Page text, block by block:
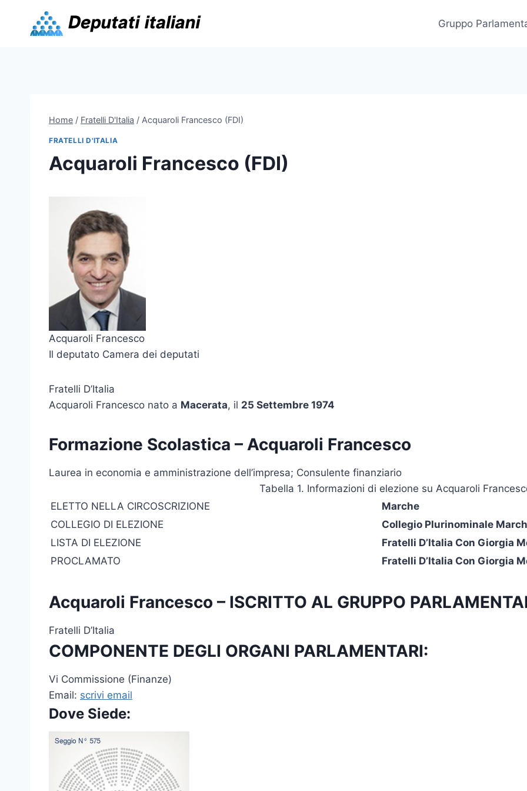
content
Gruppo
Home / Fratelli D'Italia / Acquaroli Francesco (FDI)
FRATELLI D'ITALIA
Acquaroli Francesco (FDI)
Acquaroli Francesco
Il deputato Camera dei deputati
Fratelli D’Italia
Acquaroli Francesco nato a Macerata, il 25 Settembre 1974
Formazione Scolastica – Acquaroli Francesco
Laurea in economia e amministrazione dell’impresa; Consulente finanziario
Tabella 1. Informazioni di elezione su Acquaroli
ELETTO NELLA CIRCOSCRIZIONE
Marche
COLLEGIO DI ELEZIONE
Collegio Plurinominale
LISTA DI ELEZIONE
Fratelli D’Italia Con Giorgia
PROCLAMATO
Fratelli D’Italia Con Giorgia
Acquaroli Francesco – ISCRITTO AL GRUPPO
Fratelli D’Italia
COMPONENTE DEGLI ORGANI PARLAMENTARI:
Vi Commissione (Finanze)
Email: scrivi email
Dove Siede: